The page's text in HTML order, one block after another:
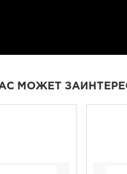
МОЖЕТ